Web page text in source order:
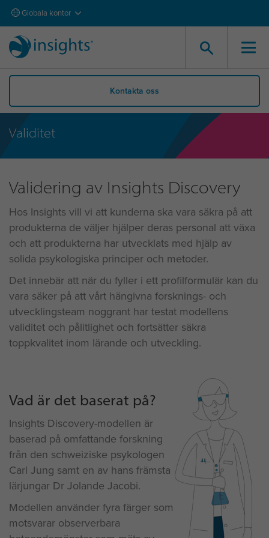
Globala kontor
Kontakta oss
Validitet
Validering av Insights Discovery
Hos Insights vill vi att kunderna ska vara säkra på att
produkterna de väljer hjälper deras personal att växa
och att produkterna har utvecklats med hjälp av
solida psykologiska principer och metoder.
Det innebär att när du fyller i ett profilformulär kan du
vara säker på att vårt hängivna forsknings- och
utvecklingsteam noggrant har testat modellens
validitet och pålitlighet och fortsätter säkra
toppkvalitet inom lärande och utveckling.
Vad är det baserat på?
Insights Discovery-modellen är
baserad på omfattande forskning
från den schweiziske psykologen
Carl Jung samt en av hans främsta
lärjungar Dr Jolande Jacobi.
Modellen använder fyra färger som
motsvarar observerbara